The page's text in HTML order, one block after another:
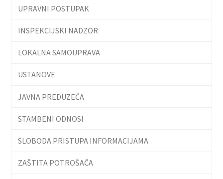
UPRAVNI POSTUPAK
INSPEKCIJSKI NADZOR
LOKALNA SAMOUPRAVA
USTANOVE
JAVNA PREDUZEĆA
STAMBENI ODNOSI
SLOBODA PRISTUPA INFORMACIJAMA
ZAŠTITA POTROŠAČA